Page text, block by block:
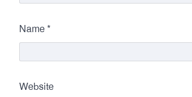
Name *
Website